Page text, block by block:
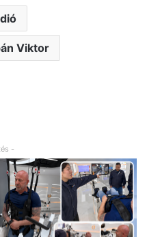
Viktor
-